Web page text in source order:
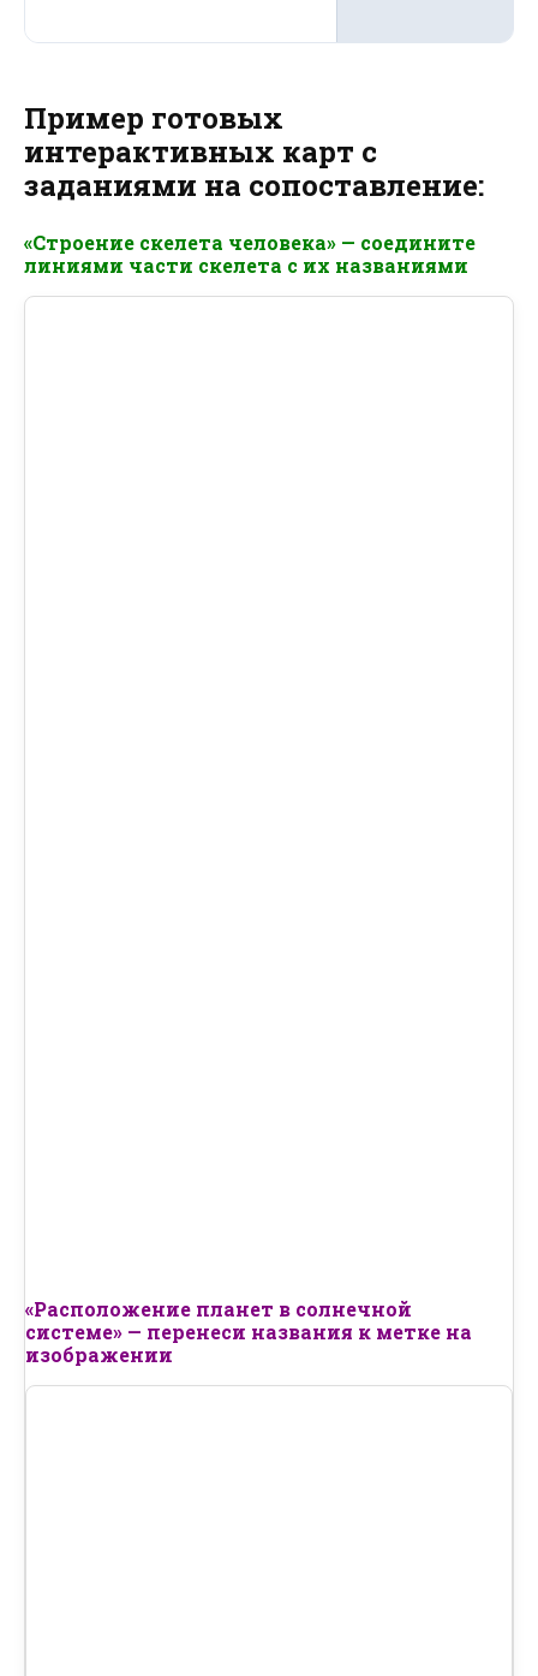
Пример готовых
интерактивных карт с
заданиями на сопоставление:
«Строение скелета человека» — соедините
линиями части скелета с их названиями
«Расположение планет в солнечной
системе» — перенеси названия к метке на
изображении